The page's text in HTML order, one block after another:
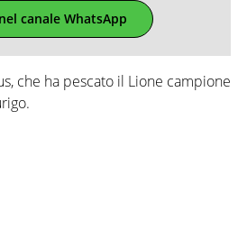
canale WhatsApp
che ha pescato il Lione campione